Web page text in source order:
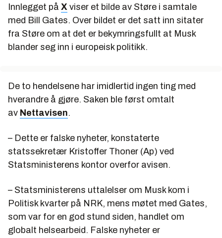
Innlegget på X viser et bilde av Støre i samtale
med Bill Gates. Over bildet er det satt inn sitater
fra Støre om at det er bekymringsfullt at Musk
blander seg inn i europeisk politikk.
De to hendelsene har imidlertid ingen ting med
hverandre å gjøre. Saken ble først omtalt
av Nettavisen.
– Dette er falske nyheter, konstaterte
statssekretær Kristoffer Thoner (Ap) ved
Statsministerens kontor overfor avisen.
– Statsministerens uttalelser om Musk kom i
Politisk kvarter på NRK, mens møtet med Gates,
som var for en god stund siden, handlet om
globalt helsearbeid. Falske nyheter er